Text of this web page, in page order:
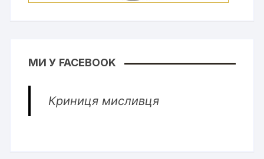
МИ У FACEBOOK
Криниця мисливця